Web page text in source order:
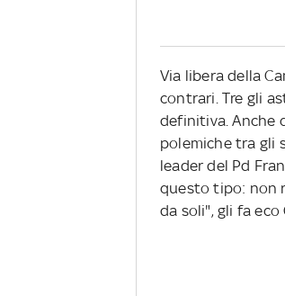
Via libera della
contrari. Tre gli
definitiva. Anche
polemiche tra gli
leader del Pd
questo tipo: non
da soli", gli fa eco